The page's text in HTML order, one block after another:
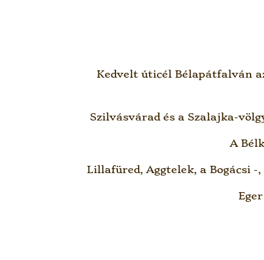
Kedvelt úticél Bélapátfalván
Szilvásvárad és a Szalajka-
A
Lillafüred, Aggtelek, a Bogácsi